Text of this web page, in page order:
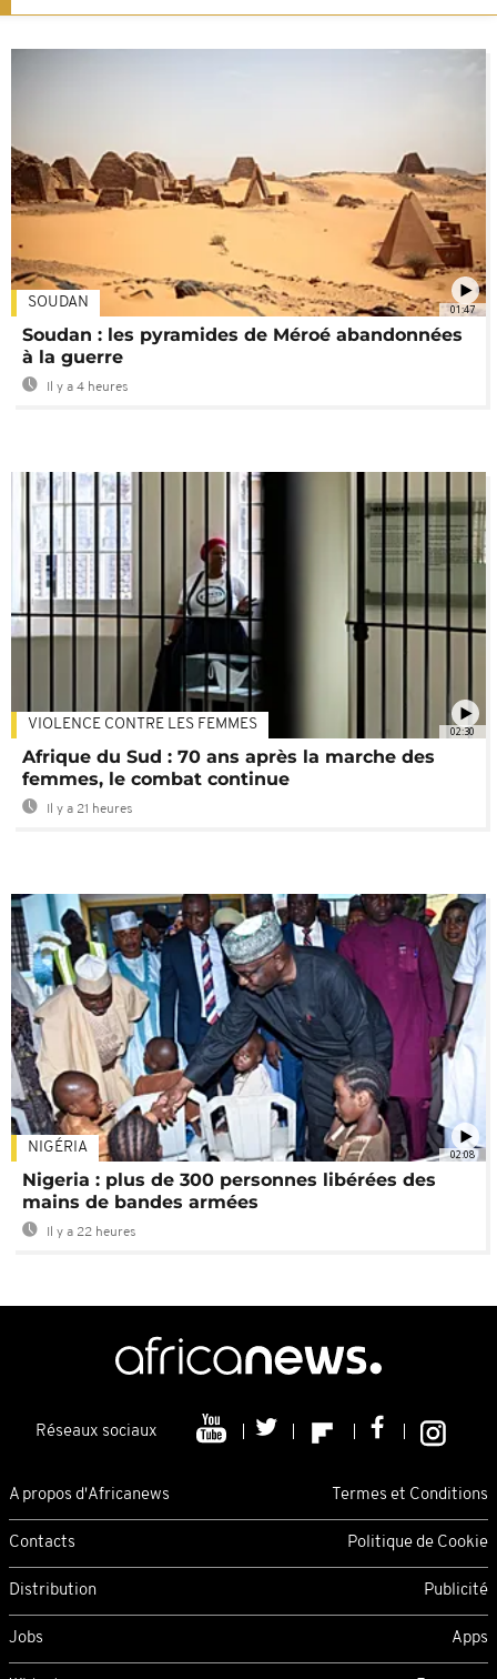
01:47
SOUDAN
Soudan : les pyramides de Méroé abandonnées
à la guerre
Il y a 4 heures
02:30
VIOLENCE CONTRE LES FEMMES
Afrique du Sud : 70 ans après la marche des
femmes, le combat continue
Il y a 21 heures
02:08
NIGÉRIA
Nigeria : plus de 300 personnes libérées des
mains de bandes armées
Il y a 22 heures
Réseaux sociaux
A propos d'Africanews Termes et Conditions
Contacts Politique de Cookie
Distribution Publicité
Jobs Apps